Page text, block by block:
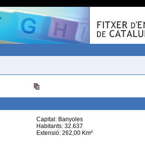
Capital: Banyoles
Habitants: 32.637
Extensió: 262,00 Km²